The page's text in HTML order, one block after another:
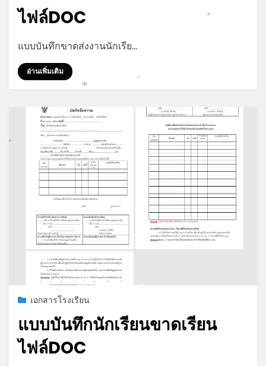
ไฟล์DOC
byadmin
แบบบันทึกขาดส่งงานนักเรีย…
อ่านเพิ่มเติม
Postedกรกฎาคม 19, 2026
เอกสารโรงเรียน
แบบบันทึกนักเรียนขาดเรียน
ไฟล์DOC